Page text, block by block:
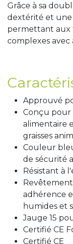
Grâce à sa
dextérité et une
permettant aux
complexes avec
Approuvé
Conçu pour
alimentaire
graisses
Couleur
de sécurité
Résistant à
adhérence
humides et
Jauge 15
Certifié CE
Certifié CE